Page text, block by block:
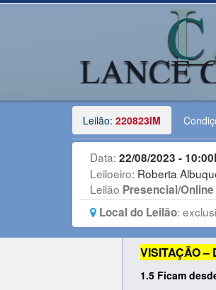
Leilão: 220823IM
Data: 22/08/2023 -
Leiloeiro: Roberta
Leilão Presencial/Online
Local do Leilão:
VISITAÇÃO –
1.5 Ficam